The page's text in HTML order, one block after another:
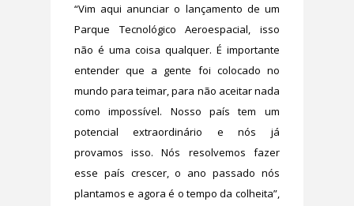
“Vim aqui anunciar o lançamento de um
Parque Tecnológico Aeroespacial, isso
não é uma coisa qualquer. É importante
entender que a gente foi colocado no
mundo para teimar, para não aceitar nada
como impossível. Nosso país tem um
potencial extraordinário e nós já
provamos isso. Nós resolvemos fazer
esse país crescer, o ano passado nós
plantamos e agora é o tempo da colheita”,